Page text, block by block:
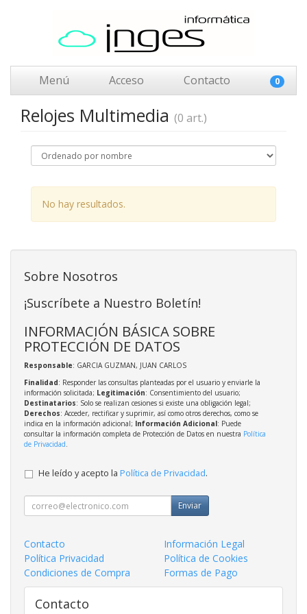
Menú Acceso Contacto 0
Relojes Multimedia (0 art.)
No hay resultados.
Sobre Nosotros
¡Suscríbete a Nuestro Boletín!
INFORMACIÓN BÁSICA SOBRE
PROTECCIÓN DE DATOS
Responsable: GARCIA GUZMAN, JUAN CARLOS
Finalidad: Responder las consultas planteadas por el usuario y enviarle la
información solicitada; Legitimación: Consentimiento del usuario;
Destinatarios: Solo se realizan cesiones si existe una obligación legal;
Derechos: Acceder, rectificar y suprimir, así como otros derechos, como se
indica en la información adicional; Información Adicional: Puede
consultar la información completa de Protección de Datos en nuestra Política
de Privacidad.
He leído y acepto la Política de Privacidad.
Enviar
Contacto
Información Legal
Política Privacidad
Política de Cookies
Condiciones de Compra
Formas de Pago
Contacto